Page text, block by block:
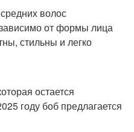
волос
от формы лица
стильны и легко
остается
году боб предлагается